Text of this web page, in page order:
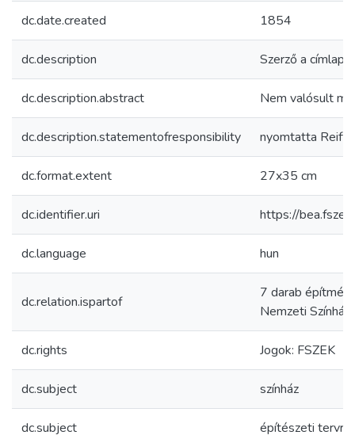
dc.date.created 1854
dc.description Szerző a
dc.description.abstract Nem valósult
dc.description.statementofresponsibility nyomtatta
dc.format.extent 27x35 cm
dc.identifier.uri https://
dc.language hun
dc.relation.ispartof
7 darab
Nemzeti
dc.rights Jogok: FSZEK
dc.subject színház
dc.subject építészeti